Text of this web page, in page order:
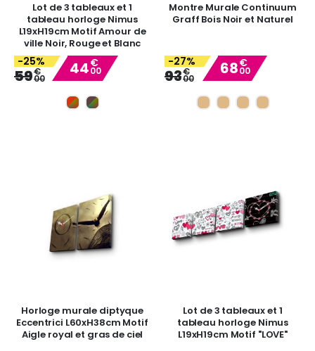
Lot de 3 tableaux et 1
tableau horloge Nimus
L19xH19cm Motif Amour de
ville Noir, Rouge et Blanc
-25%
59€
00
Special
Price
44€
00
Montre Murale Continuum
Graff Bois Noir et Naturel
-27%
93€
00
Special
Price
68€
00
Horloge murale diptyque
Eccentrici L60xH38cm Motif
Aigle royal et gras de ciel
Lot de 3 tableaux et 1
tableau horloge Nimus
L19xH19cm Motif "LOVE"